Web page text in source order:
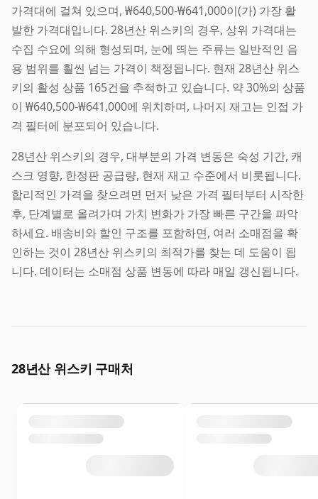
가격대에 걸쳐 있으며, ₩640,500-₩641,000이(가) 가장 활
발한 가격대입니다. 28년산 위스키의 경우, 상위 가격대는
수집 수요에 의해 형성되며, 눈에 띄는 주류는 일반적인 음
용 범위를 훨씬 넘는 가격이 책정됩니다. 현재 28년산 위스
키의 활성 상품 165건을 추적하고 있습니다. 약 30%의 상품
이 ₩640,500-₩641,000에 위치하며, 나머지 재고는 인접 가
격 필터에 분포되어 있습니다.
28년산 위스키의 경우, 대부분의 가격 변동은 숙성 기간, 캐
스크 영향, 한정판 공급량, 현재 재고 수준에서 비롯됩니다.
합리적인 가격을 찾으려면 먼저 낮은 가격 필터부터 시작한
후, 단계별로 올려가며 가치 변화가 가장 빠른 구간을 파악
하세요. 배송비와 할인 구조를 포함하면, 여러 소매점을 확
인하는 것이 28년산 위스키의 최적가를 찾는 데 도움이 됩
니다. 데이터는 소매점 상품 변동에 따라 매일 갱신됩니다.
28년산 위스키 구매처